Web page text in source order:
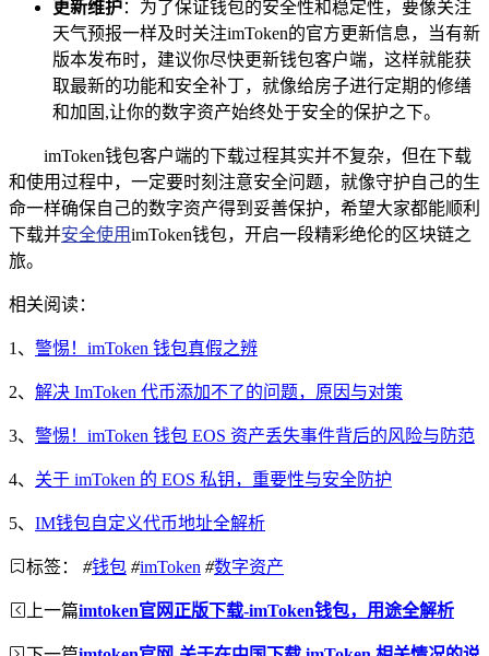
更新维护：为了保证钱包的安全性和稳定性，要像关注
天气预报一样及时关注imToken的官方更新信息，当有新
版本发布时，建议你尽快更新钱包客户端，这样就能获
取最新的功能和安全补丁，就像给房子进行定期的修缮
和加固,让你的数字资产始终处于安全的保护之下。
imToken钱包客户端的下载过程其实并不复杂，但在下载
和使用过程中，一定要时刻注意安全问题，就像守护自己的生
命一样确保自己的数字资产得到妥善保护，希望大家都能顺利
下载并安全使用imToken钱包，开启一段精彩绝伦的区块链之
旅。
相关阅读：
1、 警惕！imToken 钱包真假之辨
2、 解决 ImToken 代币添加不了的问题，原因与对策
3、 警惕！imToken 钱包 EOS 资产丢失事件背后的风险与防范
4、 关于 imToken 的 EOS 私钥，重要性与安全防护
5、 IM钱包自定义代币地址全解析
标签： #钱包 #imToken #数字资产
上一篇imtoken官网正版下载-imToken钱包，用途全解析